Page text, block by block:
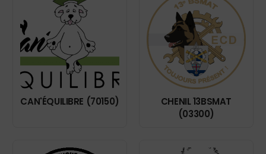
CAN'ÉQUILIBRE (70150)
CHENIL 13BSMAT
(03300)